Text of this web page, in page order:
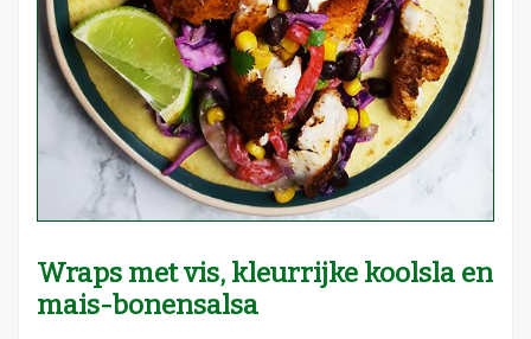
Wraps met vis, kleurrijke koolsla en
mais-bonensalsa